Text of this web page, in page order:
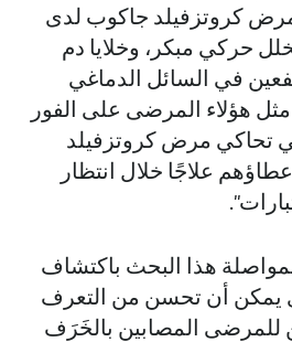
كروتزفيلد جاكوب لدى
حركي مبكر، وخلايا دم
في السائل الدماغي
هؤلاء المرضى على الفور
تحاكي مرض كروتزفيلد
علاجًا خلال انتظار
هذا البحث باكتشاف
يمكن أن تحسن من التعرف
للمرضى المصابين بالخَرَف